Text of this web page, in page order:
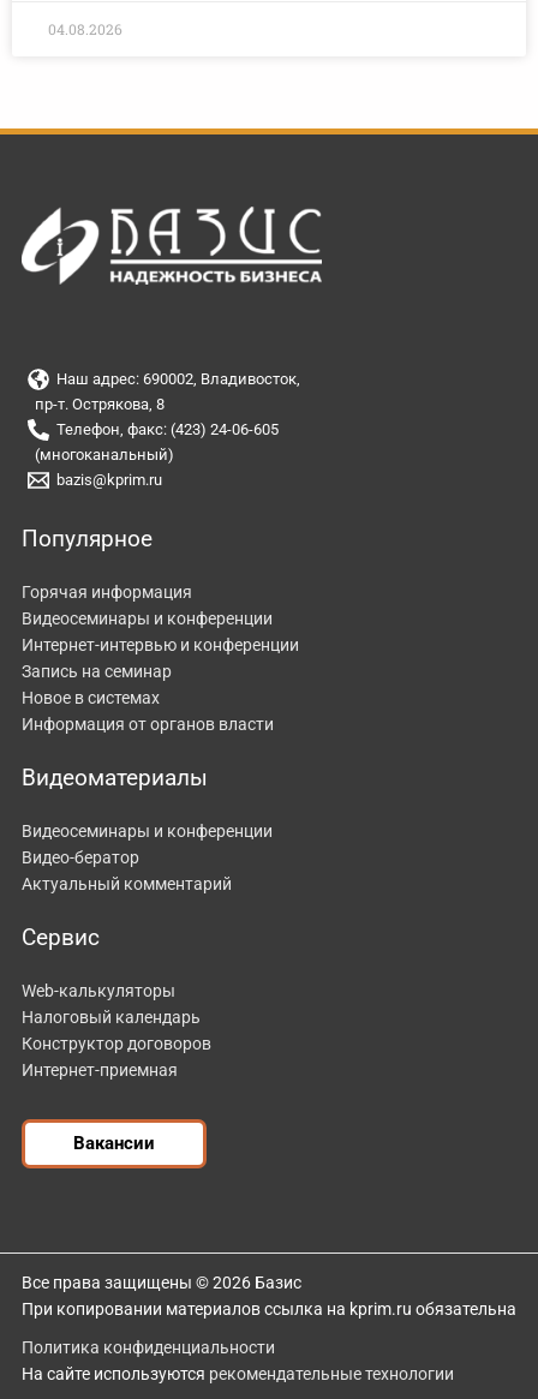
04.08.2026
Наш адрес: 690002, Владивосток,
пр-т. Острякова, 8
Телефон, факс: (423) 24-06-605
(многоканальный)
bazis@kprim.ru
Популярное
Горячая информация
Видеосеминары и конференции
Интернет-интервью и конференции
Запись на семинар
Новое в системах
Информация от органов власти
Видеоматериалы
Видеосеминары и конференции
Видео-бератор
Актуальный комментарий
Сервис
Web-калькуляторы
Налоговый календарь
Конструктор договоров
Интернет-приемная
Вакансии
Все права защищены © 2026 Базис
При копировании материалов ссылка на kprim.ru обязательна
Политика конфиденциальности
На сайте используются рекомендательные технологии